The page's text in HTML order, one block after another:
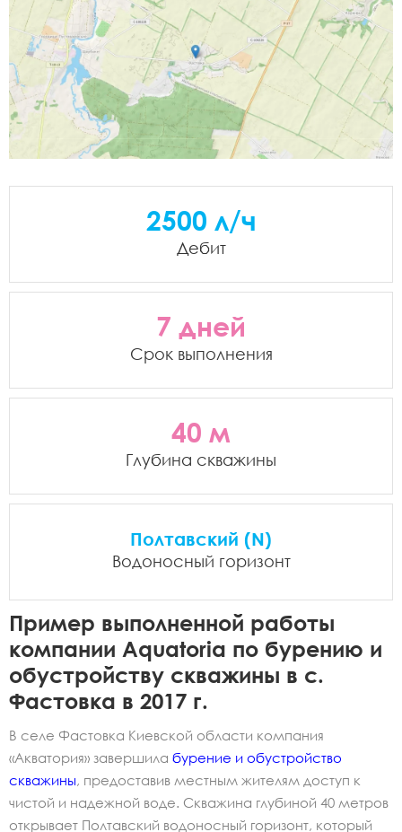
Пример выполненной работы
компании Aquatoria по бурению и
обустройству скважины в с.
Фастовка в 2017 г.
В селе Фастовка Киевской области компания
«Акватория» завершила бурение и обустройство
скважины, предоставив местным жителям доступ к
чистой и надежной воде. Скважина глубиной 40 метров
открывает Полтавский водоносный горизонт, который
2500 л/ч
Дебит
7 дней
Срок выполнения
40 м
Глубина скважины
Полтавский (N)
Водоносный горизонт